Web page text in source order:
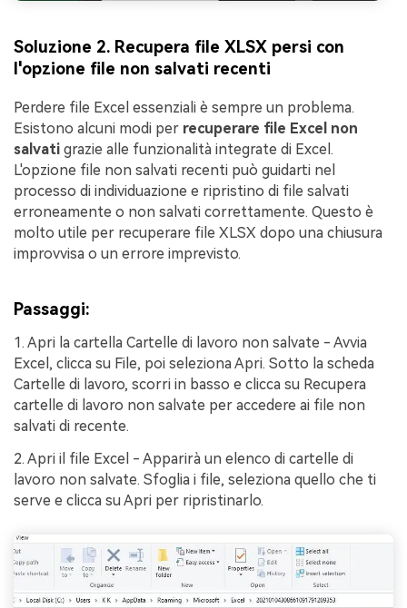
Soluzione 2. Recupera file XLSX persi con
l'opzione file non salvati recenti
Perdere file Excel essenziali è sempre un problema.
Esistono alcuni modi per recuperare file Excel non
salvati grazie alle funzionalità integrate di Excel.
L'opzione file non salvati recenti può guidarti nel
processo di individuazione e ripristino di file salvati
erroneamente o non salvati correttamente. Questo è
molto utile per recuperare file XLSX dopo una chiusura
improvvisa o un errore imprevisto.
Passaggi:
1. Apri la cartella Cartelle di lavoro non salvate - Avvia
Excel, clicca su File, poi seleziona Apri. Sotto la scheda
Cartelle di lavoro, scorri in basso e clicca su Recupera
cartelle di lavoro non salvate per accedere ai file non
salvati di recente.
2. Apri il file Excel - Apparirà un elenco di cartelle di
lavoro non salvate. Sfoglia i file, seleziona quello che ti
serve e clicca su Apri per ripristinarlo.